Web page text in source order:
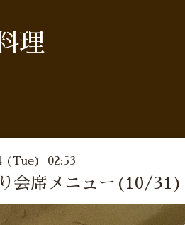
理
(Tue) 02:53
会席メニュー(10/31)